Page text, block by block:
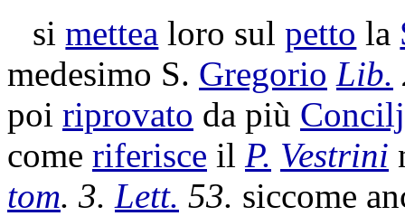
simettea loro sulpetto la
medesimo S. Gregorio Lib.
poi riprovato da più Concilj
come riferisce il P. Vestrini
tom. 3. Lett. 53. siccome